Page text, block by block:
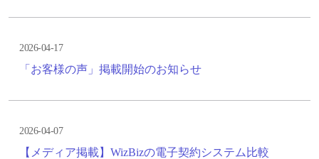
2026-04-17
「お客様の声」掲載開始のお知らせ
2026-04-07
【メディア掲載】WizBizの電子契約システム比較